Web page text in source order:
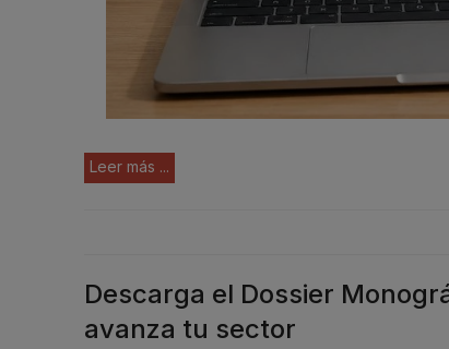
Leer más ...
Descarga el Dossier
avanza tu sector